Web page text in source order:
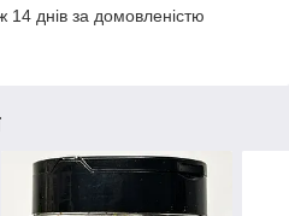
днів за домовленістю